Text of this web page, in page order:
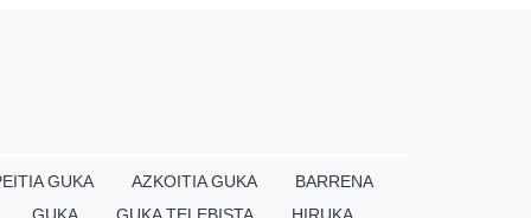
GUKA AZKOITIA GUKA
BARRENA
GUKA
GUKA TELEBISTA HIRUKA